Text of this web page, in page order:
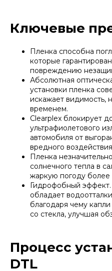
Ключевые
Пленка способна
которые
повреждению
Абсолютная
установки пленка
искажает видимость,
временем.
Clearplex блокирует
ультрафиолетового
автомобиля от
вредного
Пленка
солнечного тепла в
жаркую погоду
Гидрофобный
обладает
благодаря чему
со стекла, улучшая
Процесс
DTL